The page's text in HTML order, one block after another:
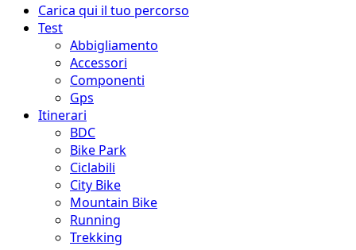
Menu
principale
Carica qui il tuo percorso
Test
Abbigliamento
Accessori
Componenti
Gps
Itinerari
BDC
Bike Park
Ciclabili
City Bike
Mountain Bike
Running
Trekking